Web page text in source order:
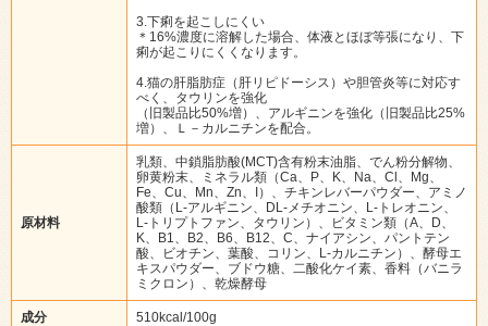
3.下痢を起こしにくい
＊16%濃度に溶解した場合、体液とほぼ等張になり、下
痢が起こりにくくなります。
4.猫の肝脂肪症（肝リピドーシス）や胆管炎等に対応す
べく、タウリンを強化
（旧製品比50%増）、アルギニンを強化（旧製品比25%
増）、Ｌ－カルニチンを配合。
原材料
乳類、中鎖脂肪酸(MCT)含有粉末油脂、でん粉分解物、
卵黄粉末、ミネラル類（Ca、P、K、Na、Cl、Mg、
Fe、Cu、Mn、Zn、I）、チキンレバーパウダー、アミノ
酸類（L-アルギニン、DL-メチオニン、L-トレオニン、
L-トリプトファン、タウリン）、ビタミン類（A、D、
K、B1、B2、B6、B12、C、ナイアシン、パントテン
酸、ビオチン、葉酸、コリン、L-カルニチン）、酵母エ
キスパウダー、ブドウ糖、二酸化ケイ素、香料（バニラ
ミクロン）、乾燥酵母
成分 510kcal/100g